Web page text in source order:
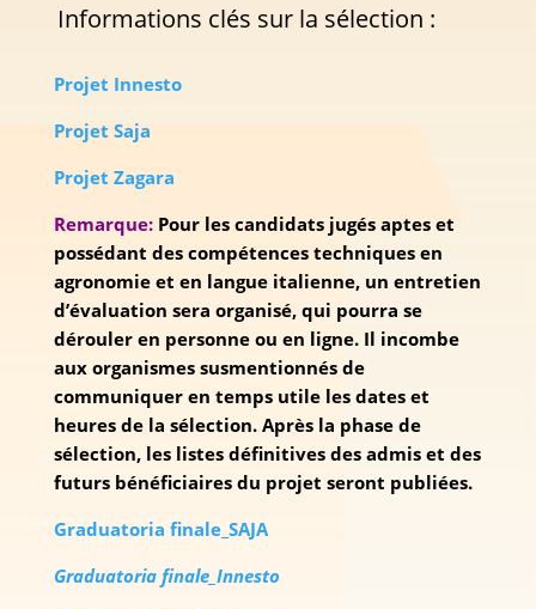
Informations clés sur la sélection :
Projet Innesto
Projet Saja
Projet Zagara
Remarque:Pour les candidats jugés aptes et
possédant des compétences techniques en
agronomie et en langue italienne, un entretien
d’évaluation sera organisé, qui pourra se
dérouler en personne ou en ligne. Il incombe
aux organismes susmentionnés de
communiquer en temps utile les dates et
heures de la sélection. Après la phase de
sélection, les listes définitives des admis et des
futurs bénéficiaires du projet seront publiées.
Graduatoria finale_SAJA
Graduatoria finale_Innesto